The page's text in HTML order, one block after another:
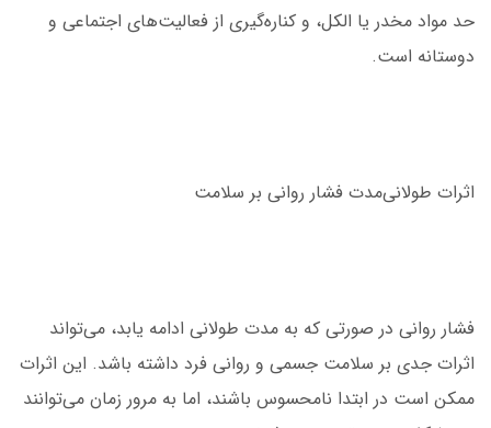
حد مواد مخدر یا الکل، و کناره‌گیری از فعالیت‌های اجتماعی و
دوستانه است.
اثرات طولانی‌مدت فشار روانی بر سلامت
فشار روانی در صورتی که به مدت طولانی ادامه یابد، می‌تواند
اثرات جدی بر سلامت جسمی و روانی فرد داشته باشد. این اثرات
ممکن است در ابتدا نامحسوس باشند، اما به مرور زمان می‌توانند